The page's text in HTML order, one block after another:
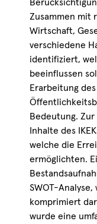
Zusammen mit
Wirtschaft,
verschiedene
identifiziert,
beeinflussen
Erarbeitung des
Bedeutung.
Inhalte des
welche die
ermöglichten.
SWOT-
komprimiert
wurde eine